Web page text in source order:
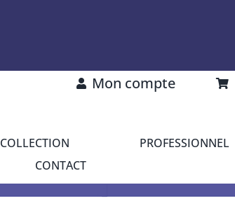
Mon compte
COLLECTION
PROFESSIONNEL
CONTACT